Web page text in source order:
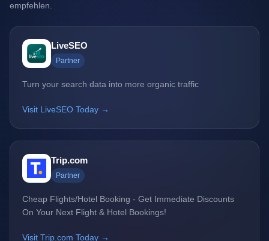
empfehlen.
LiveSEO
Partner
Turn your search data into more organic traffic
Visit LiveSEO Today →
Trip.com
Partner
Cheap Flights/Hotel Booking - Get Immediate Discounts
On Your Next Flight & Hotel Bookings!
Visit Trip.com Today →